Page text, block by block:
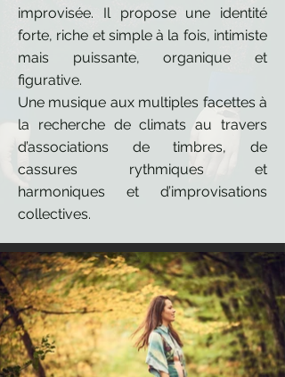
improvisée. Il propose une identité
forte, riche et simple à la fois, intimiste
mais puissante, organique et
figurative.
Une musique aux multiples facettes à
la recherche de climats au travers
d’associations de timbres, de
cassures rythmiques et
harmoniques et d’improvisations
collectives.